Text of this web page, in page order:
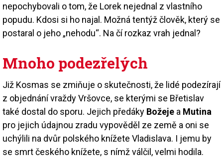
nepochybovali o tom, že Lorek nejednal z vlastního
popudu. Kdosi si ho najal. Možná tentýž člověk, který se
postaral o jeho „nehodu“. Na čí rozkaz vrah jednal?
Mnoho podezřelých
Již Kosmas se zmiňuje o skutečnosti, že lidé podezírají
z objednání vraždy Vršovce, se kterými se Břetislav
také dostal do sporu. Jejich předáky Božeje a Mutina
pro jejich údajnou zradu vypověděl ze země a oni se
uchýlili na dvůr polského knížete Vladislava. I jemu by
se smrt českého knížete, s nímž válčil, velmi hodila.